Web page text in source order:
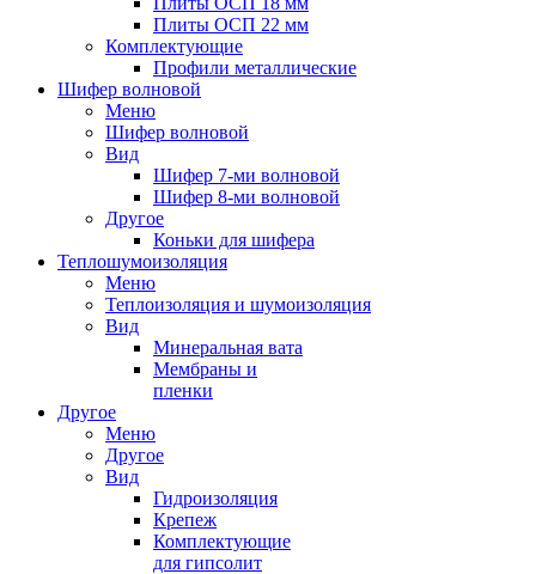
Плиты ОСП 22 мм
Комплектующие
Профили металлические
Шифер волновой
Меню
Шифер волновой
Вид
Шифер 7-ми волновой
Шифер 8-ми волновой
Другое
Коньки для шифера
Теплошумоизоляция
Меню
Теплоизоляция и шумоизоляция
Вид
Минеральная вата
Мембраны и
пленки
Другое
Меню
Другое
Вид
Гидроизоляция
Крепеж
Комплектующие
для гипсолит